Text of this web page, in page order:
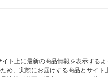
ト上に最新の商品情報を表示する
め、実際にお届けする商品とサイ